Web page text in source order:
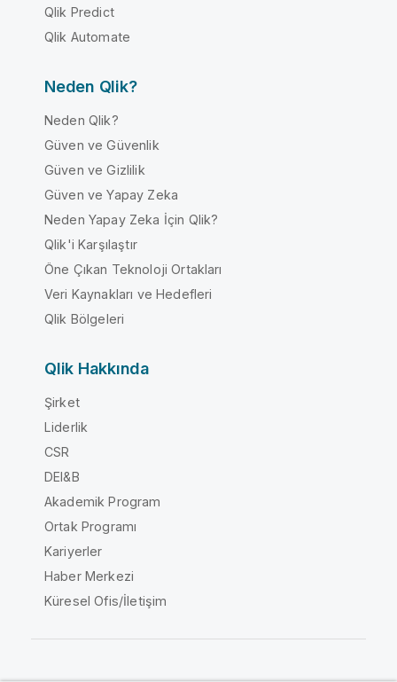
Qlik Predict
Qlik Automate
Neden Qlik?
Neden Qlik?
Güven ve Güvenlik
Güven ve Gizlilik
Güven ve Yapay Zeka
Neden Yapay Zeka İçin Qlik?
Qlik'i Karşılaştır
Öne Çıkan Teknoloji Ortakları
Veri Kaynakları ve Hedefleri
Qlik Bölgeleri
Qlik Hakkında
Şirket
Liderlik
CSR
DEI&B
Akademik Program
Ortak Programı
Kariyerler
Haber Merkezi
Küresel Ofis/İletişim